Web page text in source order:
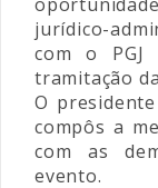
jurídico-
com o PGJ
tramitação
O presidente
compôs a
com as
evento.